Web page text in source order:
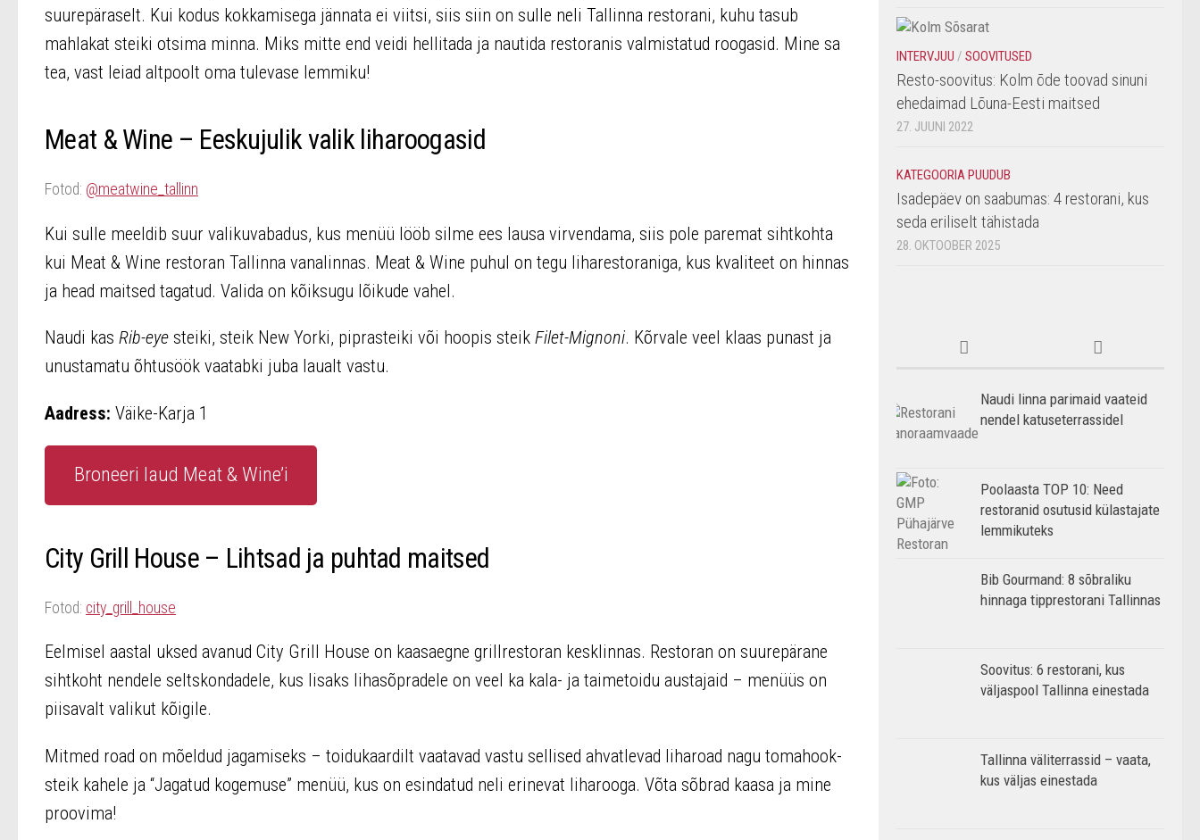
suurepäraselt. Kui kodus kokkamisega jännata ei viitsi, siis siin on sulle neli Tallinna restorani, kuhu tasub
mahlakat steiki otsima minna. Miks mitte end veidi hellitada ja nautida restoranis valmistatud roogasid. Mine sa
tea, vast leiad altpoolt oma tulevase lemmiku!
Meat & Wine – Eeskujulik valik liharoogasid
Fotod: @meatwine_tallinn
Kui sulle meeldib suur valikuvabadus, kus menüü lööb silme ees lausa virvendama, siis pole paremat sihtkohta
kui Meat & Wine restoran Tallinna vanalinnas. Meat & Wine puhul on tegu liharestoraniga, kus kvaliteet on hinnas
ja head maitsed tagatud. Valida on kõiksugu lõikude vahel.
Naudi kas Rib-eye steiki, steik New Yorki, piprasteiki või hoopis steik Filet-Mignoni. Kõrvale veel klaas punast ja
unustamatu õhtusöök vaatabki juba laualt vastu.
Aadress: Väike-Karja 1
Broneeri laud Meat & Wine’i
City Grill House – Lihtsad ja puhtad maitsed
Fotod: city_grill_house
Eelmisel aastal uksed avanud City Grill House on kaasaegne grillrestoran kesklinnas. Restoran on suurepärane
sihtkoht nendele seltskondadele, kus lisaks lihasõpradele on veel ka kala- ja taimetoidu austajaid – menüüs on
piisavalt valikut kõigile.
Mitmed road on mõeldud jagamiseks – toidukaardilt vaatavad vastu sellised ahvatlevad liharoad nagu tomahook-
steik kahele ja “Jagatud kogemuse” menüü, kus on esindatud neli erinevat liharooga. Võta sõbrad kaasa ja mine
proovima!
INTERVJUU / SOOVITUSED
Resto-soovitus: Kolm õde toovad sinuni
ehedaimad Lõuna-Eesti maitsed
27. JUUNI 2022
KATEGOORIA PUUDUB
Isadepäev on saabumas: 4 restorani, kus
seda eriliselt tähistada
28. OKTOOBER 2025
Naudi linna parimaid vaateid
nendel katuseterrassidel
Poolaasta TOP 10: Need
restoranid osutusid külastajate
lemmikuteks
Bib Gourmand: 8 sõbraliku
hinnaga tipprestorani Tallinnas
Soovitus: 6 restorani, kus
väljaspool Tallinna einestada
Tallinna väliterrassid – vaata,
kus väljas einestada